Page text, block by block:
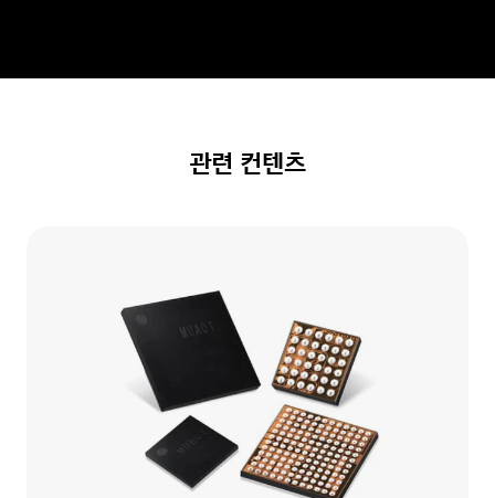
관련 컨텐츠